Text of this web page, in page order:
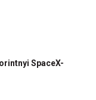
SpaceX-